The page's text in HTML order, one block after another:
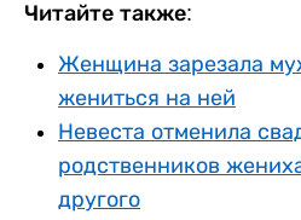
Читайте также:
Женщина зарезала
жениться на ней
Невеста отменила
родственников
другого